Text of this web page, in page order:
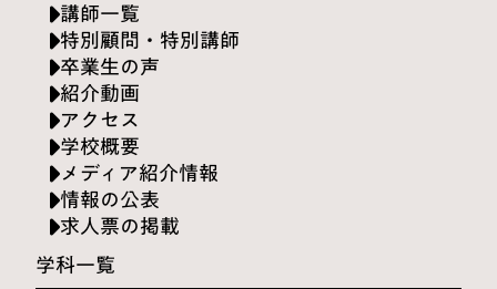
講師一覧
特別顧問・特別講師
卒業生の声
紹介動画
アクセス
学校概要
メディア紹介情報
情報の公表
求人票の掲載
学科一覧